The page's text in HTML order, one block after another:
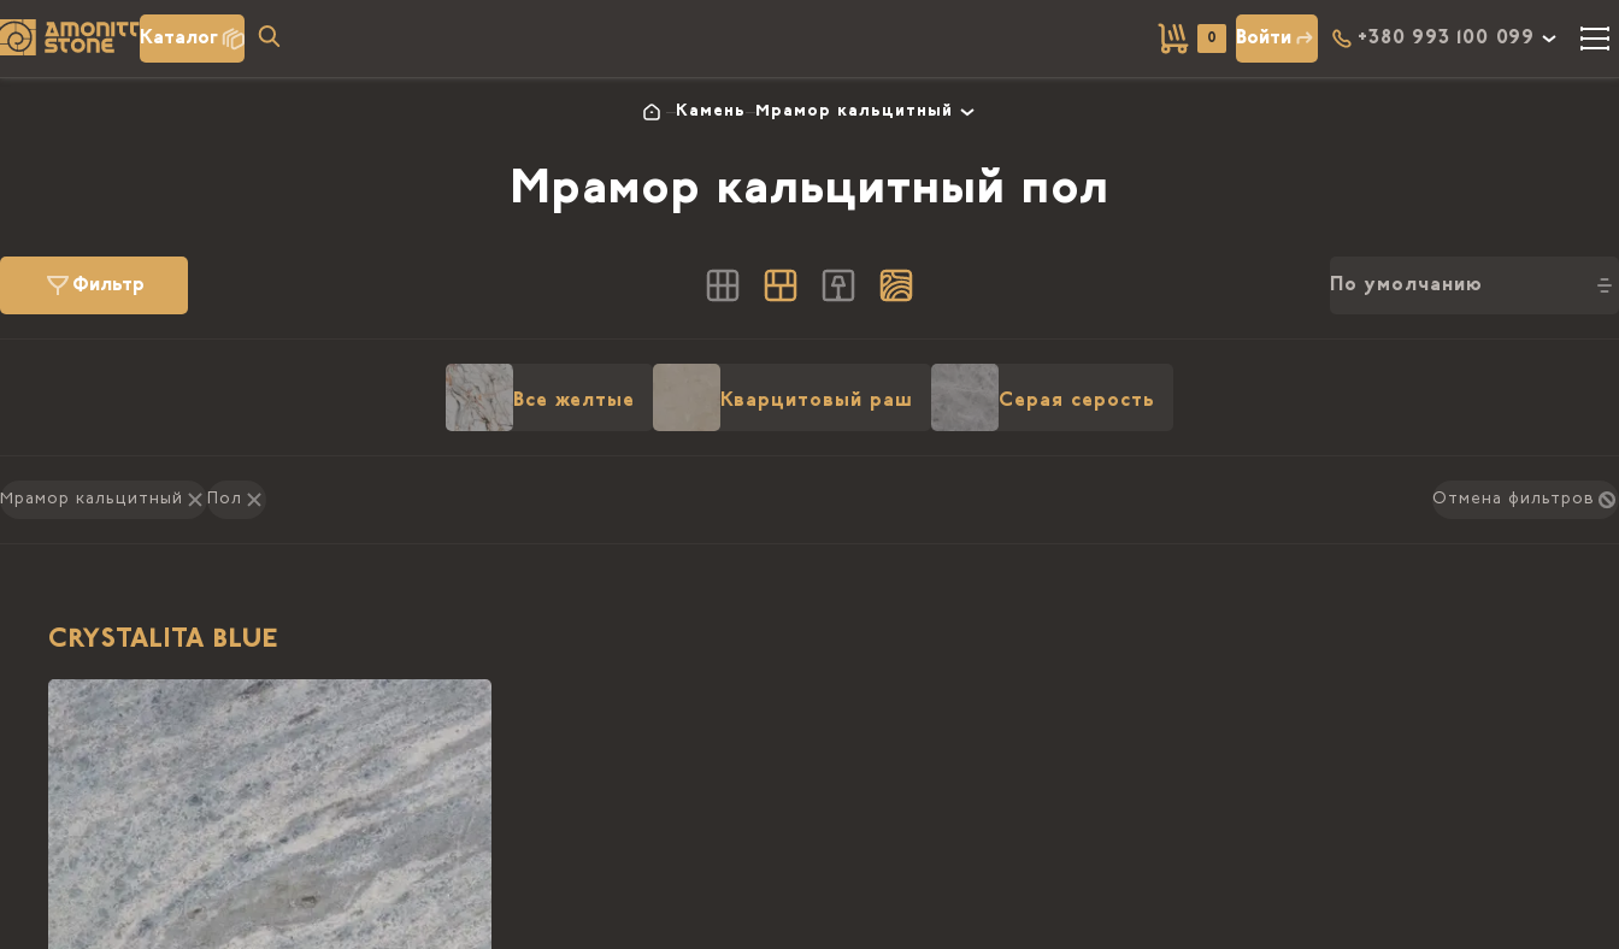
Каталог 0 Войти +380 993 100 099
Камень Мрамор кальцитный
Мрамор кальцитный пол
Фильтр По умолчанию
Все желтые Кварцитовый раш Серая серость
Мрамор кальцитный Пол Отмена фильтров
CRYSTALITA BLUE